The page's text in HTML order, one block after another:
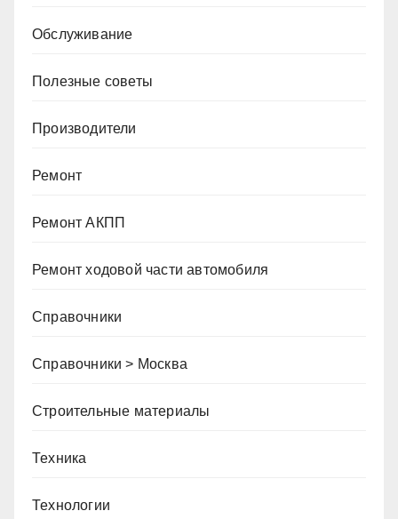
Обслуживание
Полезные советы
Производители
Ремонт
Ремонт АКПП
Ремонт ходовой части автомобиля
Справочники
Справочники > Москва
Строительные материалы
Техника
Технологии